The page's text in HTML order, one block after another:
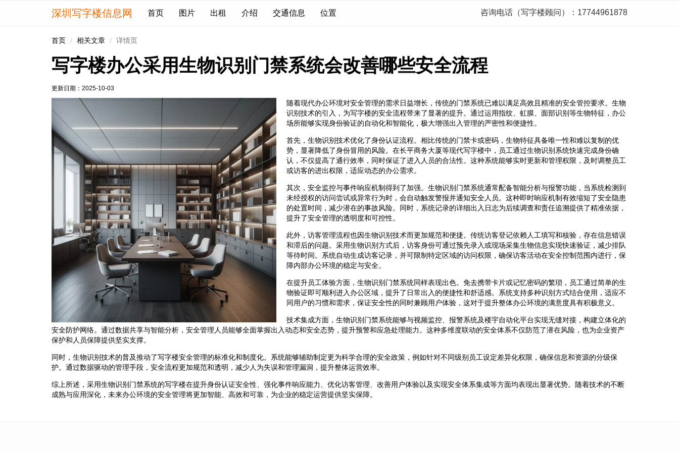
深圳写字楼信息网 首页 图片 出租 介绍 交通信息 位置 咨询电话（写字楼顾问）：17744961878
首页 相关文章 详情页
写字楼办公采用生物识别门禁系统会改善哪些安全流程
更新日期： 2025-10-03
随着现代办公环境对安全管理的需求日益增长，传统的门禁系统已难以满足高效且精准的安全管控要求。生物
识别技术的引入，为写字楼的安全流程带来了显著的提升。通过运用指纹、虹膜、面部识别等生物特征，办公
场所能够实现身份验证的自动化和智能化，极大增强出入管理的严密性和便捷性。
首先，生物识别技术优化了身份认证流程。相比传统的门禁卡或密码，生物特征具备唯一性和难以复制的优
势，显著降低了身份冒用的风险。在长平商务大厦等现代写字楼中，员工通过生物识别系统快速完成身份确
认，不仅提高了通行效率，同时保证了进入人员的合法性。这种系统能够实时更新和管理权限，及时调整员工
或访客的进出权限，适应动态的办公需求。
其次，安全监控与事件响应机制得到了加强。生物识别门禁系统通常配备智能分析与报警功能，当系统检测到
未经授权的访问尝试或异常行为时，会自动触发警报并通知安全人员。这种即时响应机制有效缩短了安全隐患
的处置时间，减少潜在的事故风险。同时，系统记录的详细出入日志为后续调查和责任追溯提供了精准依据，
提升了安全管理的透明度和可控性。
此外，访客管理流程也因生物识别技术而更加规范和便捷。传统访客登记依赖人工填写和核验，存在信息错误
和滞后的问题。采用生物识别方式后，访客身份可通过预先录入或现场采集生物信息实现快速验证，减少排队
等待时间。系统自动生成访客记录，并可限制特定区域的访问权限，确保访客活动在安全控制范围内进行，保
障内部办公环境的稳定与安全。
在提升员工体验方面，生物识别门禁系统同样表现出色。免去携带卡片或记忆密码的繁琐，员工通过简单的生
物验证即可顺利进入办公区域，提升了日常出入的便捷性和舒适感。系统支持多种识别方式结合使用，适应不
同用户的习惯和需求，保证安全性的同时兼顾用户体验，这对于提升整体办公环境的满意度具有积极意义。
技术集成方面，生物识别门禁系统能够与视频监控、报警系统及楼宇自动化平台实现无缝对接，构建立体化的
安全防护网络。通过数据共享与智能分析，安全管理人员能够全面掌握出入动态和安全态势，提升预警和应急处理能力。这种多维度联动的安全体系不仅防范了潜在风险，也为企业资产
保护和人员保障提供坚实支撑。
同时，生物识别技术的普及推动了写字楼安全管理的标准化和制度化。系统能够辅助制定更为科学合理的安全政策，例如针对不同级别员工设定差异化权限，确保信息和资源的分级保
护。通过数据驱动的管理手段，安全流程更加规范和透明，减少人为失误和管理漏洞，提升整体运营效率。
综上所述，采用生物识别门禁系统的写字楼在提升身份认证安全性、强化事件响应能力、优化访客管理、改善用户体验以及实现安全体系集成等方面均表现出显著优势。随着技术的不断
成熟与应用深化，未来办公环境的安全管理将更加智能、高效和可靠，为企业的稳定运营提供坚实保障。